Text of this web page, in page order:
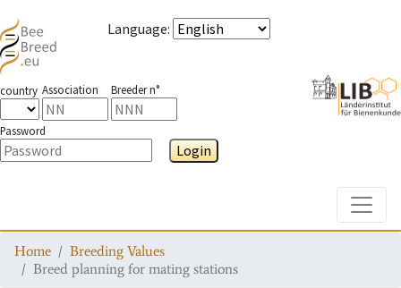
Language:
country Association Breeder n°
Password
Login
Home
Breeding Values
Breed planning for mating stations